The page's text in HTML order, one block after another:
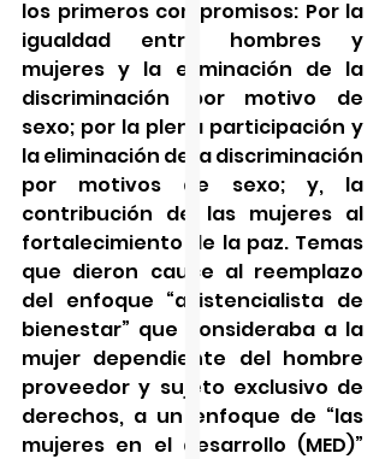
los primeros compromisos: Por la
igualdad entre hombres y
mujeres y la eliminación de la
discriminación por motivo de
sexo; por la plena participación y
la eliminación de la discriminación
por motivos de sexo; y, la
contribución de las mujeres al
fortalecimiento de la paz. Temas
que dieron cauce al reemplazo
del enfoque “asistencialista de
bienestar” que consideraba a la
mujer dependiente del hombre
proveedor y sujeto exclusivo de
derechos, a un enfoque de “las
mujeres en el desarrollo (MED)”